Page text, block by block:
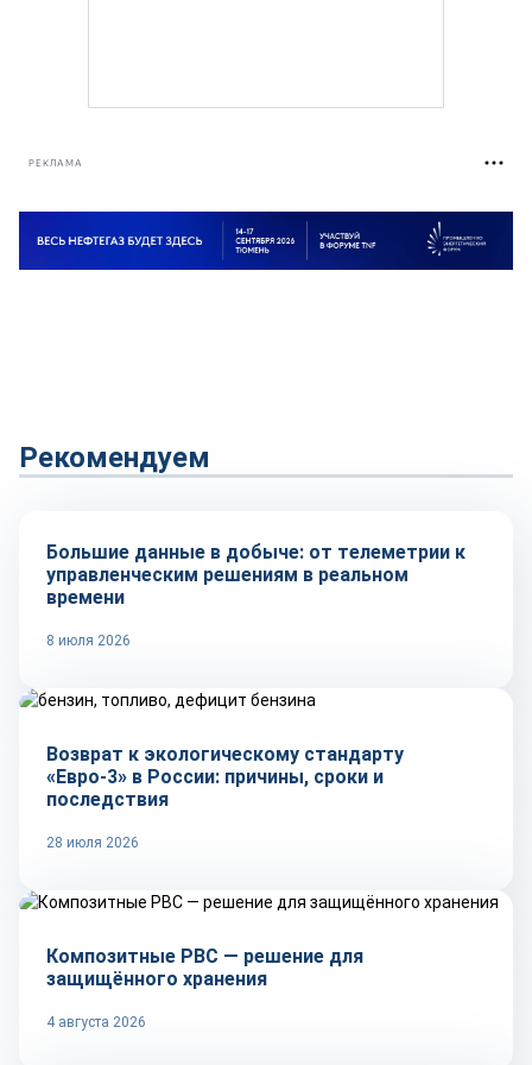
РЕКЛАМА
Рекомендуем
Технологии
Большие данные в добыче: от телеметрии к
управленческим решениям в реальном
времени
8 июля 2026
Возврат к экологическому стандарту
«Евро-3» в России: причины, сроки и
последствия
28 июля 2026
Композитные РВС — решение для
защищённого хранения
4 августа 2026
Репортаж